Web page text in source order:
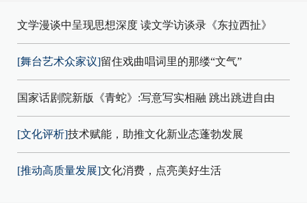
文学漫谈中呈现思想深度 读文学访谈录《东拉西扯》
[舞台艺术众家议]留住戏曲唱词里的那缕“文气”
国家话剧院新版《青蛇》:写意写实相融 跳出跳进自由
[文化评析]技术赋能，助推文化新业态蓬勃发展
[推动高质量发展]文化消费，点亮美好生活